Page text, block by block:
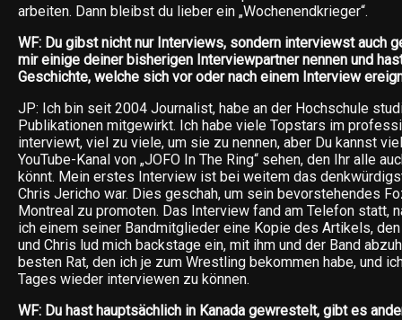
arbeiten. Dann bleibst du lieber ein „Wochenendkrieger“.
WF: Du gibst nicht nur Interviews, sondern interviewst auch
mir einige deiner bisherigen Interviewpartner nennen und
Geschichte, welche sich vor oder nach einem Interview
JP: Ich bin seit 2004 Journalist, habe an der Hochschule
Publikationen mitgewirkt. Ich habe viele Topstars im
interviewt, viel zu viele, um sie zu nennen, aber Du kannst
YouTube-Kanal von „JOFO In The Ring“ sehen, den Ihr alle
könnt. Mein erstes Interview ist bei weitem das
Chris Jericho war. Dies geschah, um sein bevorstehendes
Montreal zu promoten. Das Interview fand am Telefon statt,
ich einem seiner Bandmitglieder eine Kopie des Artikels,
und Chris lud mich backstage ein, mit ihm und der Band
besten Rat, den ich je zum Wrestling bekommen habe, und
Tages wieder interviewen zu können.
WF: Du hast hauptsächlich in Kanada gewrestelt, gibt es